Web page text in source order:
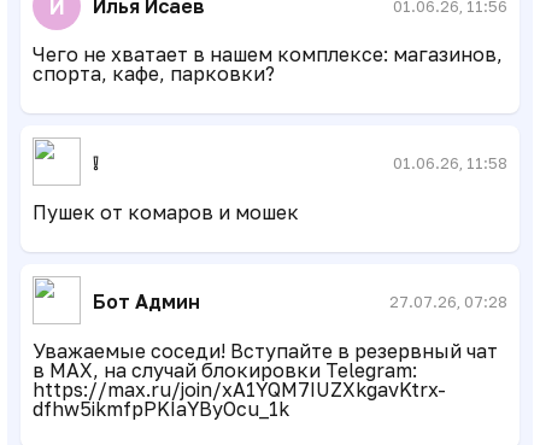
Бот Админ 27.07.26, 07:28
Уважаемые соседи! Вступайте в резервный чат
в MAX, на случай блокировки Telegram:
https://max.ru/join/xA1YQM7IUZXkgavKtrx-
dfhw5ikmfpPKIaYByOcu_1k
❕ 01.06.26, 11:58
Пушек от комаров и мошек
И Илья Исаев 01.06.26, 11:56
Чего не хватает в нашем комплексе: магазинов,
спорта, кафе, парковки?